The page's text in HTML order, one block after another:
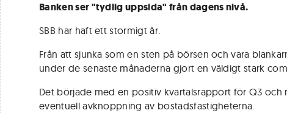
Banken ser "tydlig uppsida" från dagens nivå.
SBB har haft ett stormigt år.
Från att sjunka som en sten på börsen och vara
under de senaste månaderna gjort en väldigt stark
Det började med en positiv kvartalsrapport för Q3 och
eventuell avknoppning av bostadsfastigheterna.